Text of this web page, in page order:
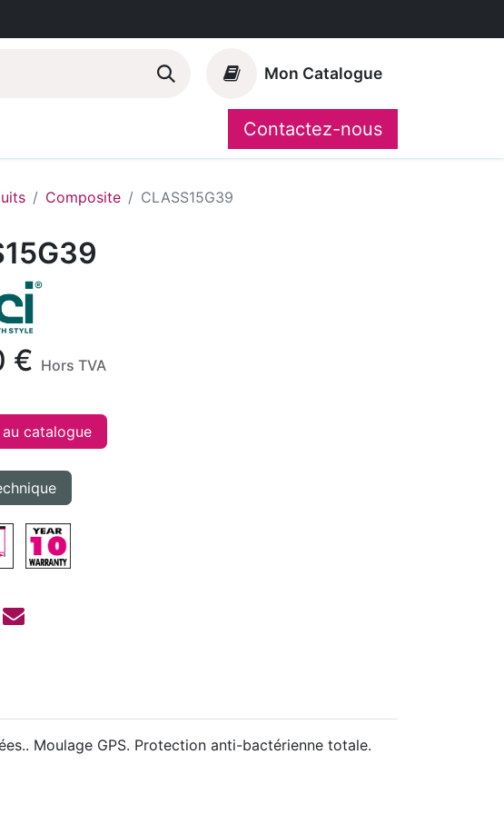
Mon Catalogue
CompoShop
Contactez-nous
Composite CLASS15G39
€ Hors TVA
catalogue
Moulage GPS. Protection anti-bactérienne totale.